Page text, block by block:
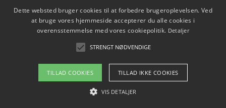
Sådan skaber du et bæredygtigt hjem med familien i
Copyright 2026 - Pilanto Aps
Om / kontakt
Dette websted bruger cookies til at forbedre brugeroplevelsen. Ved
at bruge vores hjemmeside accepterer du alle cookies i
overensstemmelse med vores cookiepolitik. Detaljer
STRENGT NØDVENDIGE
TILLAD COOKIES TILLAD IKKE COOKIES
VIS DETALJER